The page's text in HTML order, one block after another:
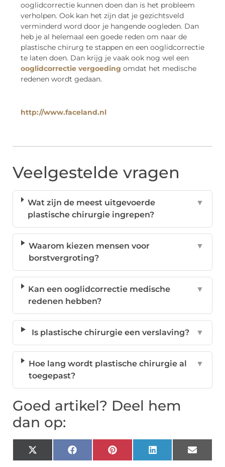
ooglidcorrectie kunnen doen dan is het probleem
verholpen. Ook kan het zijn dat je gezichtsveld
verminderd word door je hangende oogleden. Dan
heb je al helemaal een goede reden om naar de
plastische chirurg te stappen en een ooglidcorrectie
te laten doen. Dan krijg je vaak ook nog wel een
ooglidcorrectie vergoeding omdat het medische
redenen wordt gedaan.
http://www.faceland.nl
Veelgestelde vragen
Wat zijn de meest uitgevoerde
plastische chirurgie ingrepen?
▼
Waarom kiezen mensen voor
borstvergroting?
▼
Kan een ooglidcorrectie medische
redenen hebben?
▼
Is plastische chirurgie een verslaving? ▼
Hoe lang wordt plastische chirurgie al
toegepast?
▼
Goed artikel? Deel hem
dan op:
X
(Twitter)
FacebookPinterestLinkedIn Email